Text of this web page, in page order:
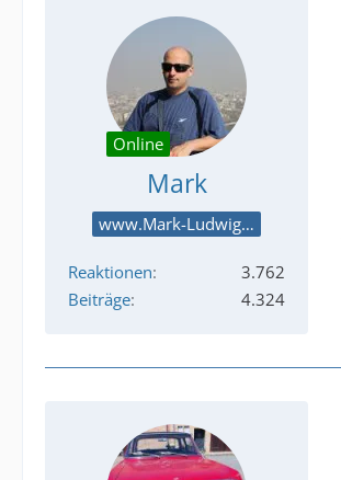
Online
Mark
www.Mark-Ludwig.com
Reaktionen
3.762
Beiträge
4.324